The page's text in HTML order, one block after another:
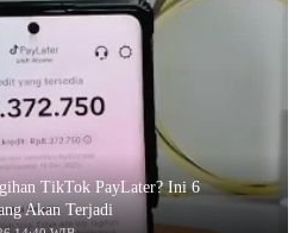
TikTok PayLater? Ini 6
Akan Terjadi